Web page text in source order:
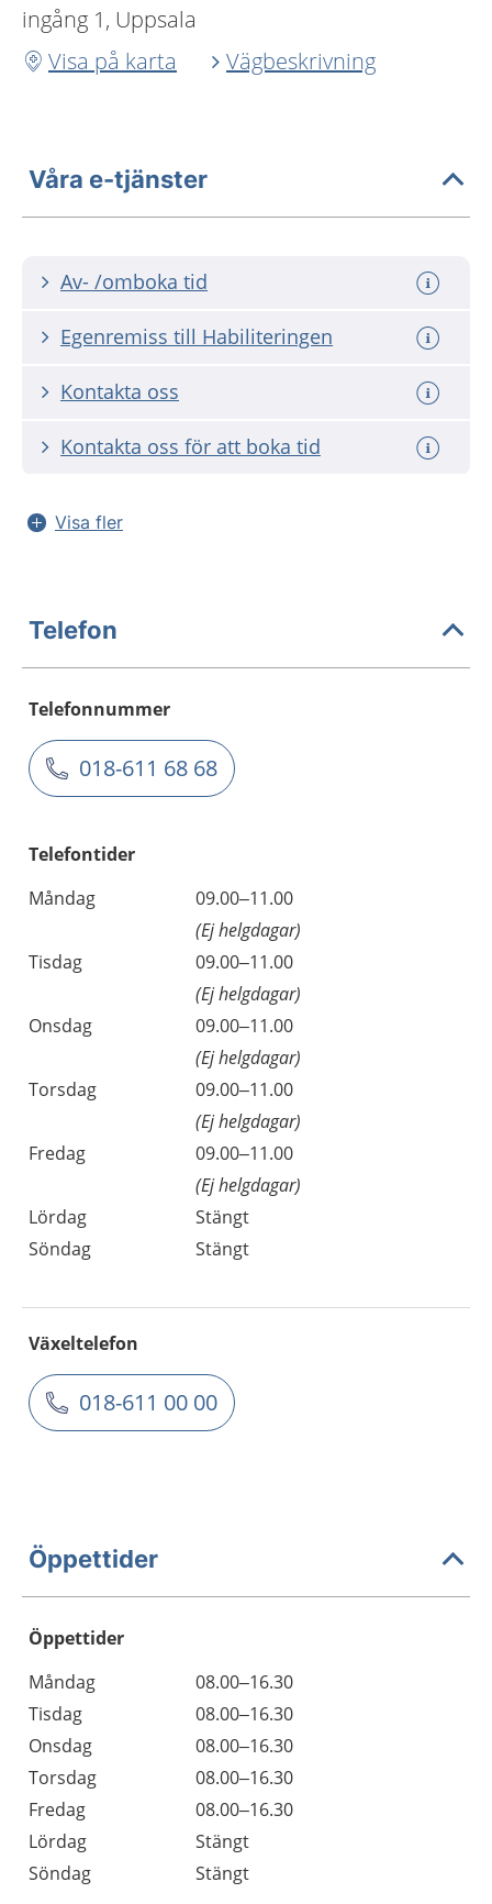
ingång 1, Uppsala
Visa på karta
Vägbeskrivning
Våra e-tjänster
Av- /omboka tid
Egenremiss till Habiliteringen
Kontakta oss
Kontakta oss för att boka tid
Visa fler
Telefon
Telefonnummer
018-611 68 68
Telefontider
Måndag
09.00–11.00
(Ej helgdagar)
Tisdag
09.00–11.00
(Ej helgdagar)
Onsdag
09.00–11.00
(Ej helgdagar)
Torsdag
09.00–11.00
(Ej helgdagar)
Fredag
09.00–11.00
(Ej helgdagar)
Lördag
Stängt
Söndag
Stängt
Växeltelefon
018-611 00 00
Öppettider
Öppettider
Dag
Öppettider
Kommentarer
Måndag
08.00–16.30
Tisdag
08.00–16.30
Onsdag
08.00–16.30
Torsdag
08.00–16.30
Fredag
08.00–16.30
Lördag
Stängt
Söndag
Stängt